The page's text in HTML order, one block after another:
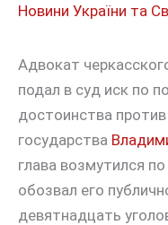
Новини України та
Адвокат
подал в суд иск по
достоинства
государства
глава возмутился
обозвал его
девятнадцать